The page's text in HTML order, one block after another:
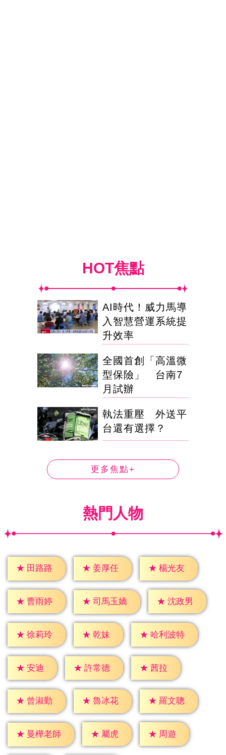
HOT焦點
AI時代！威力馬導
入智慧營運系統提
升效率
全國首創「高溫微
型保險」 台南7
月試辦
執法重壓 外送平
台還有選擇？
更多焦點+
熱門人物
★ 田路路 ★ 姜厚任 ★ 楊光友
★ 曹雨婷 ★ 司馬玉嬌 ★ 沈政男
★ 徐莉玲 ★ 乾妹 ★ 哈利波特
★ 安迪 ★ 許常德 ★ 茜拉
★ 曾淑勤 ★ 魯冰花 ★ 羅文聰
★ 曼樺老師 ★ 屬虎 ★ 周遊